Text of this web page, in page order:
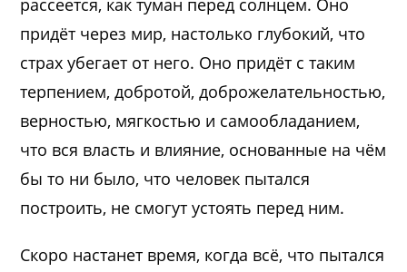
рассеется, как туман перед солнцем. Оно
придёт через мир, настолько глубокий, что
страх убегает от него. Оно придёт с таким
терпением, добротой, доброжелательностью,
верностью, мягкостью и самообладанием,
что вся власть и влияние, основанные на чём
бы то ни было, что человек пытался
построить, не смогут устоять перед ним.
Скоро настанет время, когда всё, что пытался